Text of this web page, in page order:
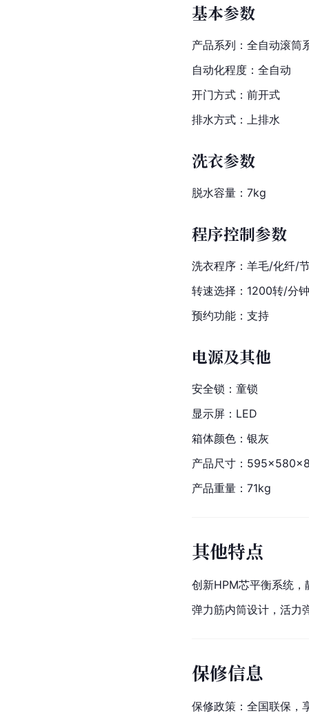
基本参数
产品系列：全自动滚筒
自动化程度：全自动
开门方式：前开式
排水方式：上排水
洗衣参数
脱水容量：7kg
程序控制参数
洗衣程序：羊毛/化纤/
转速选择：1200转/分钟
预约功能：支持
电源及其他
安全锁：童锁
显示屏：LED
箱体颜色：银灰
产品尺寸：
产品重量：71kg
其他特点
创新HPM芯平衡系统
弹力筋内筒设计，活力
保修信息
保修政策：全国联保，